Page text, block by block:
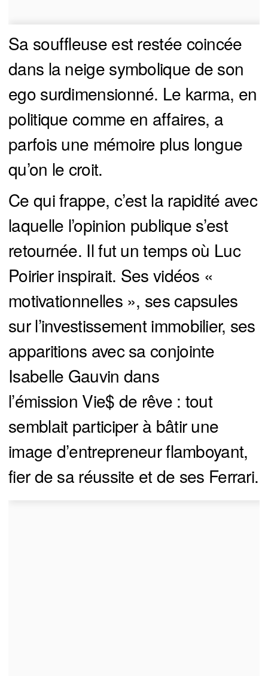
Sa souffleuse est restée coincée
dans la neige symbolique de son
ego surdimensionné. Le karma, en
politique comme en affaires, a
parfois une mémoire plus longue
qu’on le croit.
Ce qui frappe, c’est la rapidité avec
laquelle l’opinion publique s’est
retournée. Il fut un temps où Luc
Poirier inspirait. Ses vidéos «
motivationnelles », ses capsules
sur l’investissement immobilier, ses
apparitions avec sa conjointe
Isabelle Gauvin dans
l’émission Vie$ de rêve : tout
semblait participer à bâtir une
image d’entrepreneur flamboyant,
fier de sa réussite et de ses Ferrari.